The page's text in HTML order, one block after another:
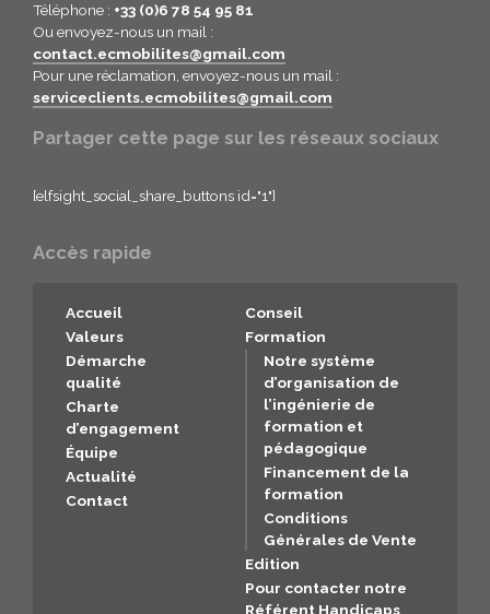
Téléphone : +33 (0)6 78 54 95 81
Ou envoyez-nous un mail :
contact.ecmobilites@gmail.com
Pour une réclamation, envoyez-nous un mail :
serviceclients.ecmobilites@gmail.com
Partager cette page sur les réseaux sociaux
[elfsight_social_share_buttons id="1"]
Accès rapide
Accueil
Valeurs
Démarche
qualité
Charte
d’engagement
Équipe
Actualité
Contact
Conseil
Formation
Notre système
d’organisation de
l’ingénierie de
formation et
pédagogique
Financement de la
formation
Conditions
Générales de Vente
Edition
Pour contacter notre
Référent Handicaps